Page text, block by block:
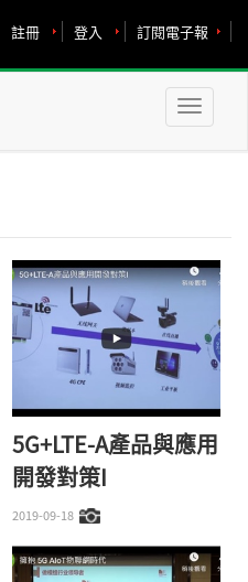
訂閱電子報
登入
註冊
Toggle
5G+LTE-A產品與應用
開發對策I
2019-09-18